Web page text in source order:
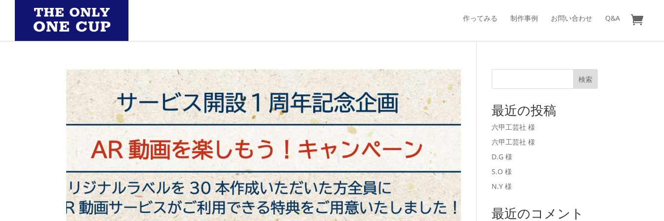
作ってみる 制作事例 お問い合わせ Q&A
検索
最近の投稿
六甲工芸社 様
六甲工芸社 様
D.G 様
S.O 様
N.Y 様
最近のコメント